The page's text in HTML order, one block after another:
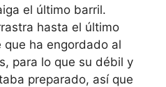
el último barril.
hasta el último
ha engordado al
para lo que su débil y
preparado, así que